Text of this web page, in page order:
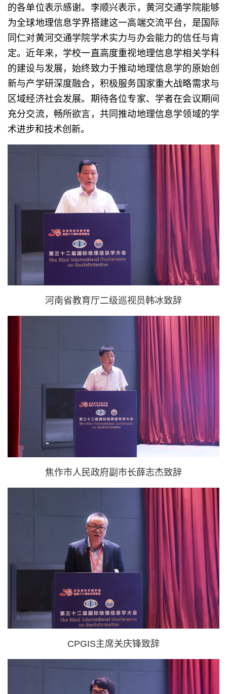
的各单位表示感谢。李顺兴表示，黄河交通学院能够
为全球地理信息学界搭建这一高端交流平台，是国际
同仁对黄河交通学院学术实力与办会能力的信任与肯
定。近年来，学校一直高度重视地理信息学相关学科
的建设与发展，始终致力于推动地理信息学的原始创
新与产学研深度融合，积极服务国家重大战略需求与
区域经济社会发展。期待各位专家、学者在会议期间
充分交流，畅所欲言，共同推动地理信息学领域的学
术进步和技术创新。
河南省教育厅二级巡视员韩冰致辞
焦作市人民政府副市长薛志杰致辞
CPGIS主席关庆锋致辞